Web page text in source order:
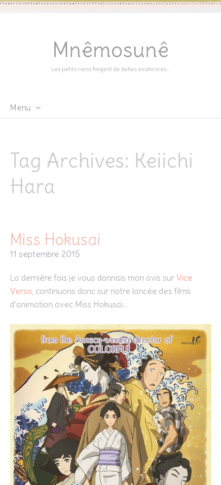
Mnêmosunê
Les petits riens forgent de belles existences…
Menu
Tag Archives: Keiichi
Hara
Miss Hokusai
11 septembre 2015
La dernière fois je vous donnais mon avis sur Vice
Versa, continuons donc sur notre lancée des films
d’animation avec Miss Hokusai…